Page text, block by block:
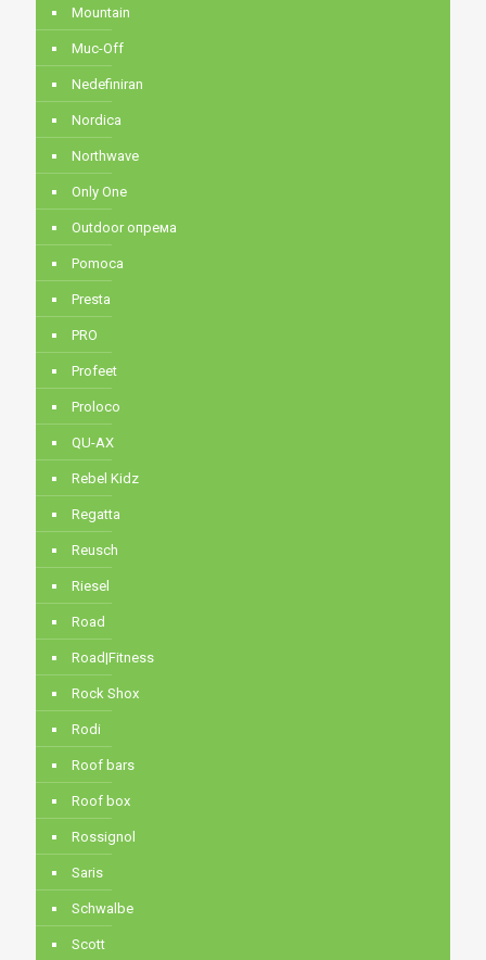
Mountain
Muc-Off
Nedefiniran
Nordica
Northwave
Only One
Outdoor опрема
Pomoca
Presta
PRO
Profeet
Proloco
QU-AX
Rebel Kidz
Regatta
Reusch
Riesel
Road
Road|Fitness
Rock Shox
Rodi
Roof bars
Roof box
Rossignol
Saris
Schwalbe
Scott